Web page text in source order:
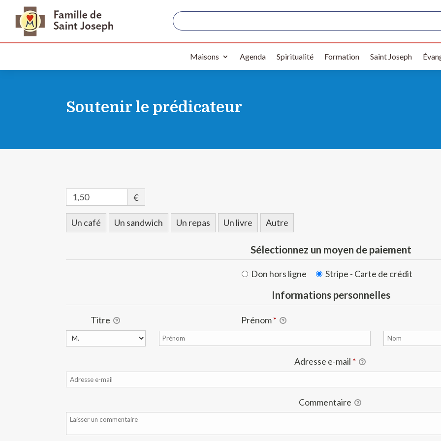
Maisons Agenda Spiritualité Formation Saint Joseph
Soutenir le prédicateur
€
Un café Un sandwich Un repas Un livre Autre
Sélectionnez un moyen de paiement
Don hors ligne Stripe - Carte de crédit
Informations personnelles
Titre Prénom*
Adresse e-mail *
Commentaire